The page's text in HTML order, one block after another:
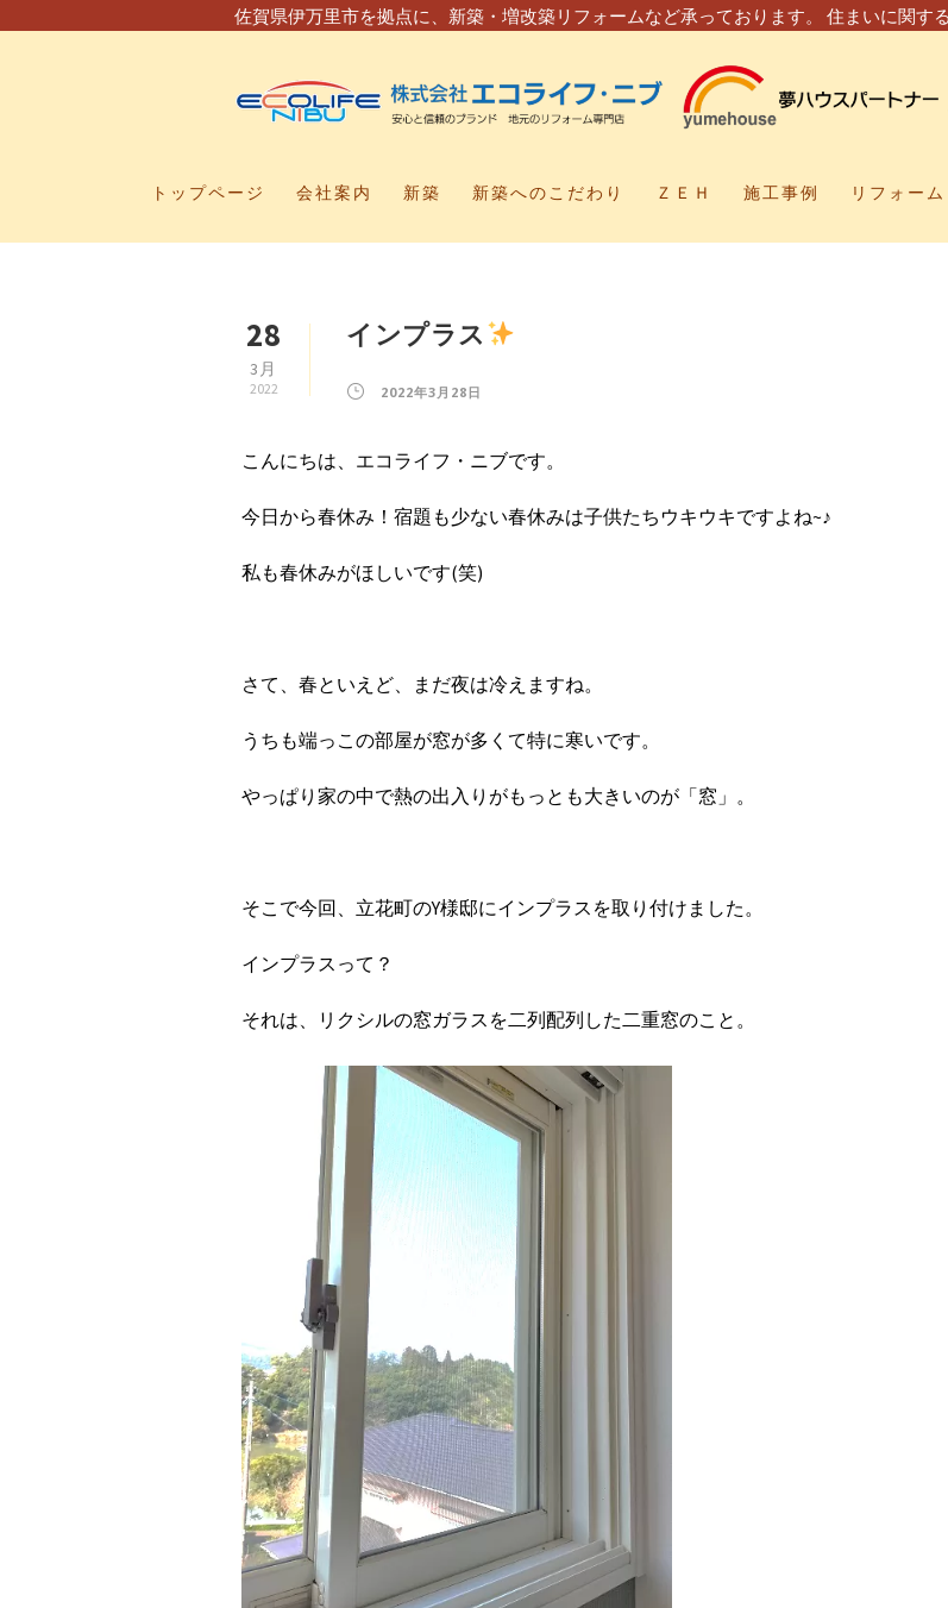
佐賀県伊万里市を拠点に、新築・増改築リフォームなど承っております。 住まいに関す
トップページ 会社案内 新築 新築へのこだわり ＺＥＨ 施工事例 リフォーム
28
3月
2022
インプラス
2022年3月28日
こんにちは、エコライフ・ニブです。
今日から春休み！宿題も少ない春休みは子供たちウキウキですよね~♪
私も春休みがほしいです(笑)
さて、春といえど、まだ夜は冷えますね。
うちも端っこの部屋が窓が多くて特に寒いです。
やっぱり家の中で熱の出入りがもっとも大きいのが「窓」。
そこで今回、立花町のY様邸にインプラスを取り付けました。
インプラスって？
それは、リクシルの窓ガラスを二列配列した二重窓のこと。